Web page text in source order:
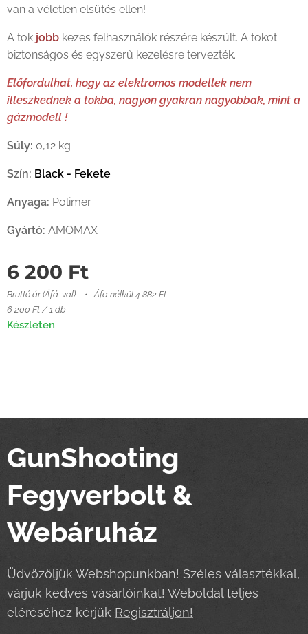
van a véletlen elsütés ellen!
A tok jobb kezes felhasználók részére készült. A tokot
biztonságos és egyszerű kezelésre tervezték.
Előfordulhat, hogy az elektromos modellek nem
illeszkednek a tokba, nagyon gyakran nagyobbak, mint a
gázmodell !
Súly: 0,12 kg
Szín: Black - Fekete
Anyaga: Polimer
Gyártó: AMOMAX
6 200 Ft
Bruttó ár (Áfá-val)
Áfa nélkül 4 882 Ft
6 200 Ft / 1 db
Készleten
GunShooting
Fegyverbolt &
Webáruház
Üdvözöljük Webshopunkban! Széles választékkal,
várjuk kedves vásárlóinkat! Weboldal teljes
eléréséhez kérjük Regisztráljon!